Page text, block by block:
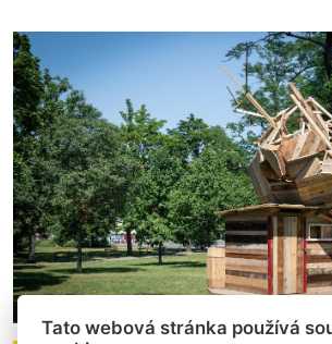
Tato webová stránka používá